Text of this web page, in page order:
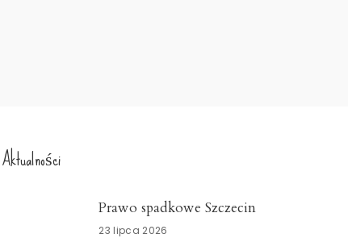
Aktualności
Prawo spadkowe Szczecin
23 lipca 2026